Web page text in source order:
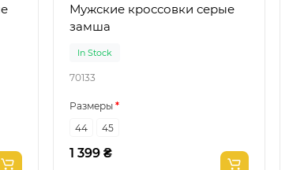
Мужские кроссовки серые
замша
In Stock
70133
Размеры
44
45
1 399 ₴